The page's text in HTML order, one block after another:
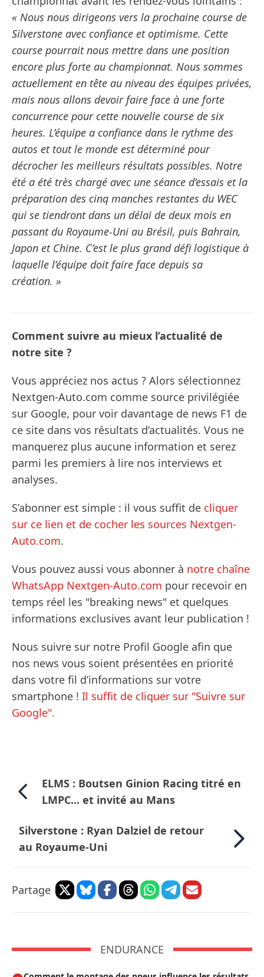
« Nous nous dirigeons vers la prochaine course de
Silverstone avec confiance et optimisme. Cette
course pourrait nous mettre dans une position
encore plus forte au championnat. Nous sommes
actuellement en tête au niveau des équipes privées,
mais nous allons devoir faire face à une forte
concurrence pour cette nouvelle course de six
heures. L’équipe a confiance dans le rythme des
autos et tout le monde est déterminé pour
décrocher les meilleurs résultats possibles. Notre
été a été très chargé avec une séance d’essais et la
préparation des cinq manches restantes du WEC
qui se tiendront dans un délai de deux mois en
passant du Royaume-Uni au Brésil, puis Bahrain,
Japon et Chine. C’est le plus grand défi logistique à
laquelle l’équipe doit faire face depuis sa
création. »
Comment suivre au mieux l’actualité de
notre site ?
Vous appréciez nos actus ? Alors sélectionnez
Nextgen-Auto.com comme source privilégiée
sur Google, pour voir davantage de news F1 de
ce site dans vos résultats d’actualités. Vous ne
manquerez plus aucune information et serez
parmi les premiers à lire nos interviews et
analyses.
S’abonner est simple : il vous suffit de cliquer
sur ce lien et de cocher les sources Nextgen-
Auto.com.
Vous pouvez aussi vous abonner à notre chaîne
WhatsApp Nextgen-Auto.com pour recevoir en
temps réel les "breaking news" et quelques
informations exclusives avant leur publication !
Nous suivre sur notre Profil Google afin que
nos news vous soient présentées en priorité
dans votre fil d’informations sur votre
smartphone ! Il suffit de cliquer sur "Suivre sur
Google".
ELMS : Boutsen Ginion Racing titré en
LMPC... et invité au Mans
Silverstone : Ryan Dalziel de retour
au Royaume-Uni
Partage
ENDURANCE